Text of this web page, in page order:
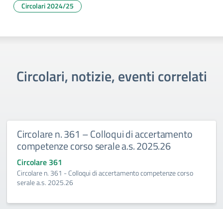
Circolari 2024/25
Circolari, notizie, eventi correlati
Circolare n. 361 – Colloqui di accertamento
competenze corso serale a.s. 2025.26
Circolare 361
Circolare n. 361 - Colloqui di accertamento competenze corso
serale a.s. 2025.26